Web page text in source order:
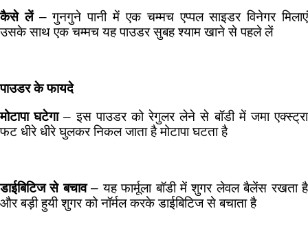
कैसे लें– गुनगुने पानी में एक चम्मच एप्पल साइडर विनेगर मिलाएं
उसके साथ एक चम्मच यह पाउडर सुबह श्याम खाने से पहले लें
पाउडर के फायदे
मोटापा घटेगा– इस पाउडर को रेगुलर लेने से बॉडी में जमा एक्स्ट्रा
फट धीरे धीरे घुलकर निकल जाता है मोटापा घटता है
डाईबिटिज से बचाव– यह फार्मूला बॉडी में शुगर लेवल बैलेंस रखता है
और बड़ी हुयी शुगर को नॉर्मल करके डाईबिटिज से बचाता है